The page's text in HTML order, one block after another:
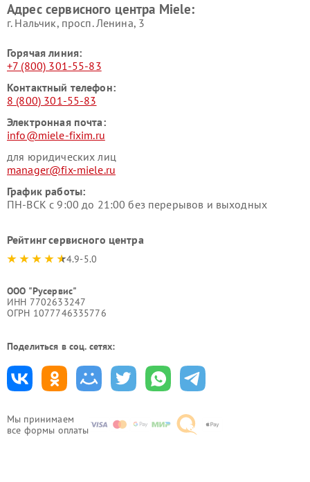
Мы принимаем
все формы оплаты
Miele
пылесосов Miele
Адрес сервисного центра Miele:
г. Нальчик, просп. Ленина, 3
Горячая линия:
+7 (800) 301-55-83
Контактный телефон:
8 (800) 301-55-83
Электронная почта:
info@miele-fixim.ru
для юридических лиц
manager@fix-miele.ru
График работы:
ПН-ВСК с 9:00 до 21:00 без перерывов и выходных
Рейтинг сервисного центра
4.9-5.0
ООО "Русервис"
ИНН 7702633247
ОГРН 1077746335776
Поделиться в соц. сетях: